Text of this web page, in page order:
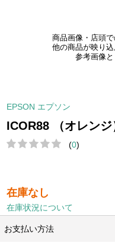
商品画像・店頭で
他の商品が映り込
参考画像と
EPSON エプソン
ICOR88 （オレンジ
(0)
在庫なし
在庫状況について
お支払い方法